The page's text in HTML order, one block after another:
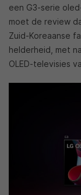
een G3-serie
moet de review
Zuid-Koreaanse
helderheid, met
OLED-televisies